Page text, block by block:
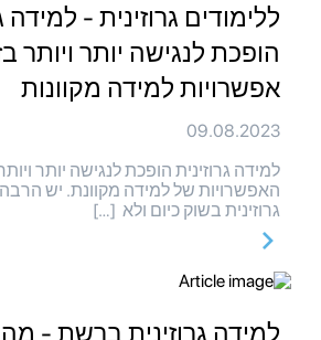
ללימודים גרוזינית - למידה
הופכת לנגישה יותר ויותר
אפשרויות למידה מקוונות
09.08.2023
למידה גרוזינית הופכת לנגישה יותר
האפשרויות של למידה מקוונת. יש
גרוזינית בשוק כיום ולא […]
למידה גרוזינית ברשת -